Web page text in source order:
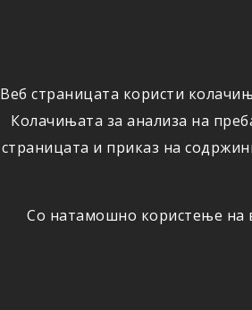
Веб страницата користи
Колачињата за анализа на
страницата и приказ на
Со натамошно користење на
ОСИГУРУВАЊЕ ШТЕТИ